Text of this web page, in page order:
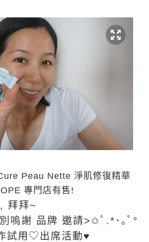
Peau Nette 淨肌修復精華
專門店有售!
拜拜~
嗚謝 品牌 邀請˃✩ﾟ.*･｡ﾟ°
試用♡出席活動♥